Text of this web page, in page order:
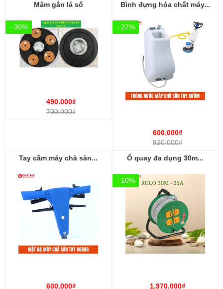
Mâm gắn lá số
- 30%
490.000₫
700.000₫
Bình đựng hóa chất máy...
- 27%
600.000₫
820.000₫
Tay cầm máy chà sàn...
600.000₫
Ổ quay đa dụng 30m...
- 10%
1.970.000₫